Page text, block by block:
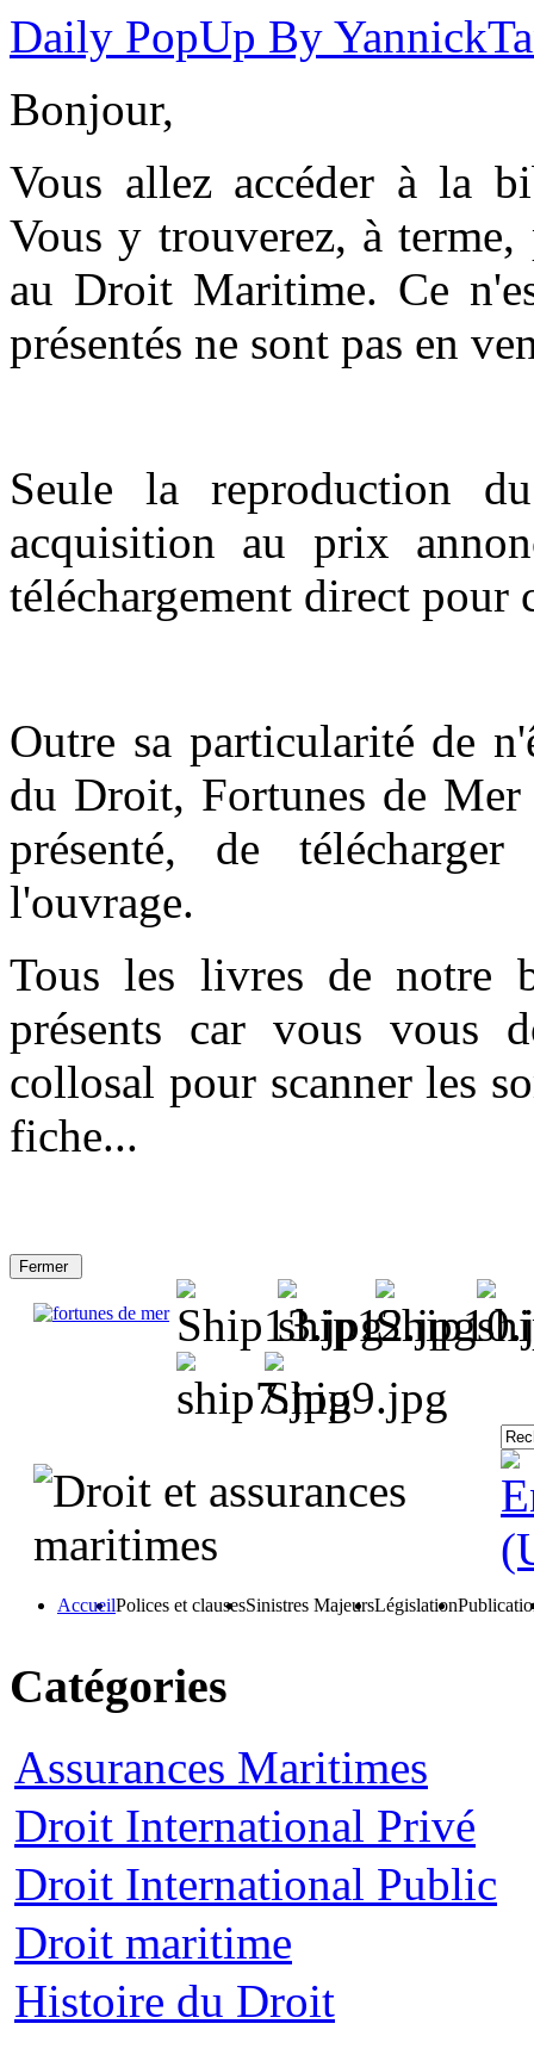
Daily PopUp By
Bonjour,
Vous allez accéder à la
Vous y trouverez, à terme,
au Droit Maritime. Ce
présentés ne sont pas en
Seule la reproduction
acquisition au prix
téléchargement direct pour
Outre sa particularité de
du Droit, Fortunes de
présenté, de
l'ouvrage.
Tous les livres de notre
présents car vous vous
collosal pour scanner les
fiche...
AccueilPolices et clausesSinistres MajeursLégislation
Catégories
Assurances Maritimes
Droit International Privé
Droit International Public
Droit maritime
Histoire du Droit